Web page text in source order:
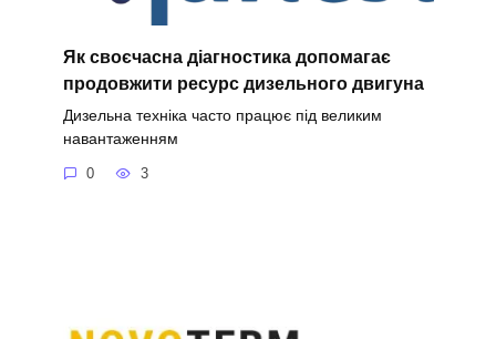
Як своєчасна діагностика допомагає
продовжити ресурс дизельного двигуна
Дизельна техніка часто працює під великим
навантаженням
0 3